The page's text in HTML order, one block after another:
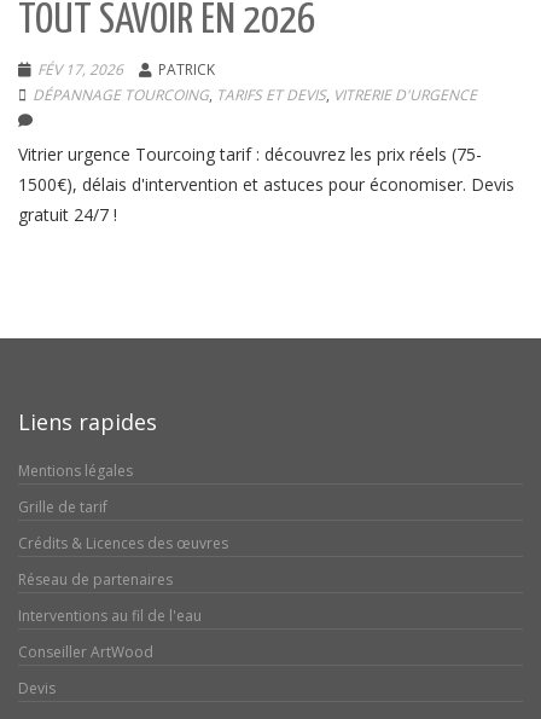
TOUT SAVOIR EN 2026
FÉV 17, 2026
PATRICK
DÉPANNAGE TOURCOING, TARIFS ET DEVIS, VITRERIE D'URGENCE
Vitrier urgence Tourcoing tarif : découvrez les prix réels (75-
1500€), délais d'intervention et astuces pour économiser. Devis
gratuit 24/7 !
Liens rapides
Mentions légales
Grille de tarif
Crédits & Licences des œuvres
Réseau de partenaires
Interventions au fil de l'eau
Conseiller ArtWood
Devis